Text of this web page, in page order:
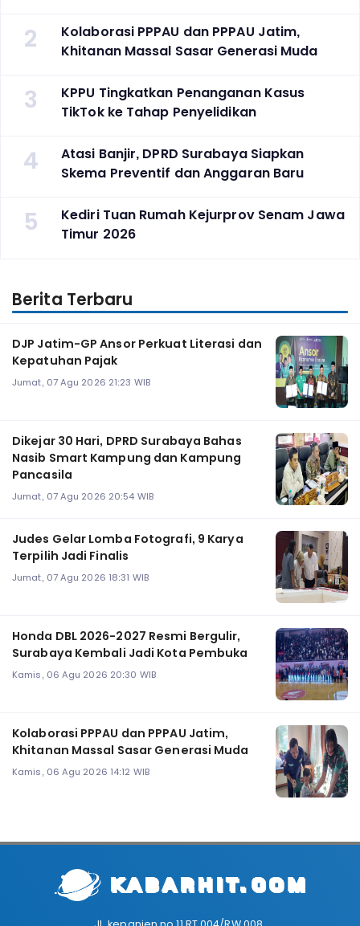
2
Kolaborasi PPPAU dan PPPAU Jatim,
Khitanan Massal Sasar Generasi Muda
3
KPPU Tingkatkan Penanganan Kasus
TikTok ke Tahap Penyelidikan
4
Atasi Banjir, DPRD Surabaya Siapkan
Skema Preventif dan Anggaran Baru
5
Kediri Tuan Rumah Kejurprov Senam Jawa
Timur 2026
Berita Terbaru
DJP Jatim-GP Ansor Perkuat Literasi dan
Kepatuhan Pajak
Jumat, 07 Agu 2026 21:23 WIB
Dikejar 30 Hari, DPRD Surabaya Bahas
Nasib Smart Kampung dan Kampung
Pancasila
Jumat, 07 Agu 2026 20:54 WIB
Judes Gelar Lomba Fotografi, 9 Karya
Terpilih Jadi Finalis
Jumat, 07 Agu 2026 18:31 WIB
Honda DBL 2026-2027 Resmi Bergulir,
Surabaya Kembali Jadi Kota Pembuka
Kamis, 06 Agu 2026 20:30 WIB
Kolaborasi PPPAU dan PPPAU Jatim,
Khitanan Massal Sasar Generasi Muda
Kamis, 06 Agu 2026 14:12 WIB